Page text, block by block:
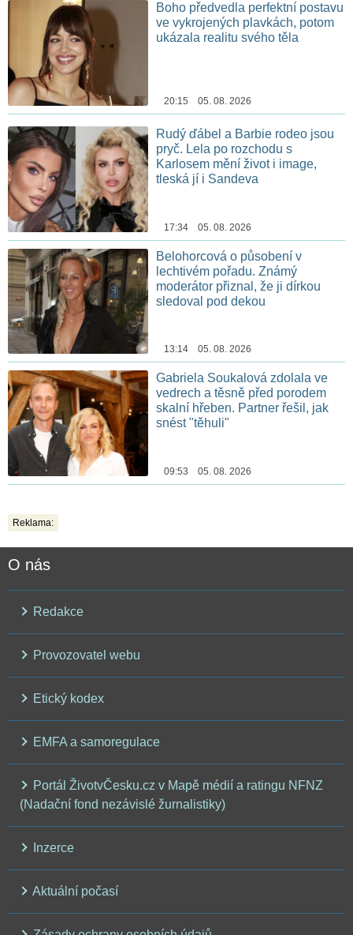
Boho předvedla perfektní postavu
ve vykrojených plavkách, potom
ukázala realitu svého těla
20:15 05. 08. 2026
Rudý ďábel a Barbie rodeo jsou
pryč. Lela po rozchodu s
Karlosem mění život i image,
tleská jí i Sandeva
17:34 05. 08. 2026
Belohorcová o působení v
lechtivém pořadu. Známý
moderátor přiznal, že ji dírkou
sledoval pod dekou
13:14 05. 08. 2026
Gabriela Soukalová zdolala ve
vedrech a těsně před porodem
skalní hřeben. Partner řešil, jak
snést "těhuli"
09:53 05. 08. 2026
Reklama:
O nás
Redakce
Provozovatel webu
Etický kodex
EMFA a samoregulace
Portál ŽivotvČesku.cz v Mapě médií a ratingu NFNZ
(Nadační fond nezávislé žurnalistiky)
Inzerce
Aktuální počasí